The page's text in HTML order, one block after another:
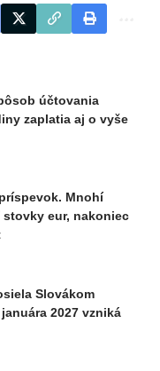
účtovania
zaplatia aj o vyše
Mnohí
eur, nakoniec
Slovákom
2027 vzniká